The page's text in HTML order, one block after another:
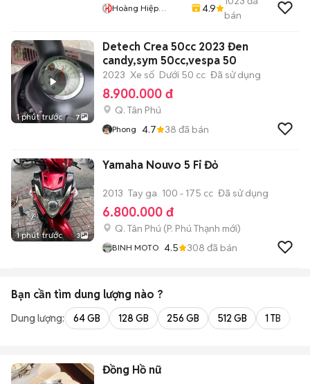
Hoàng Hiệp
4.9
bán
1 phút trước 7
Detech Crea 50cc 2023 Đen
candy,sym 50cc,vespa 50
2023 Xe số Dưới 50 cc Đã sử dụng
8.900.000 đ
Q. Tân Phú
Phong 4.7 38 đã bán
1 phút trước 3
Yamaha Nouvo 5 Fi Đỏ
2013 Tay ga 100 - 175 cc Đã sử dụng
6.800.000 đ
Q. Tân Phú (P. Phú Thạnh mới)
BINH MOTO 4.5 308 đã bán
Bạn cần tìm dung lượng nào ?
Dung lượng: 64 GB 128 GB 256 GB 512 GB 1 TB
Đồng Hồ nữ